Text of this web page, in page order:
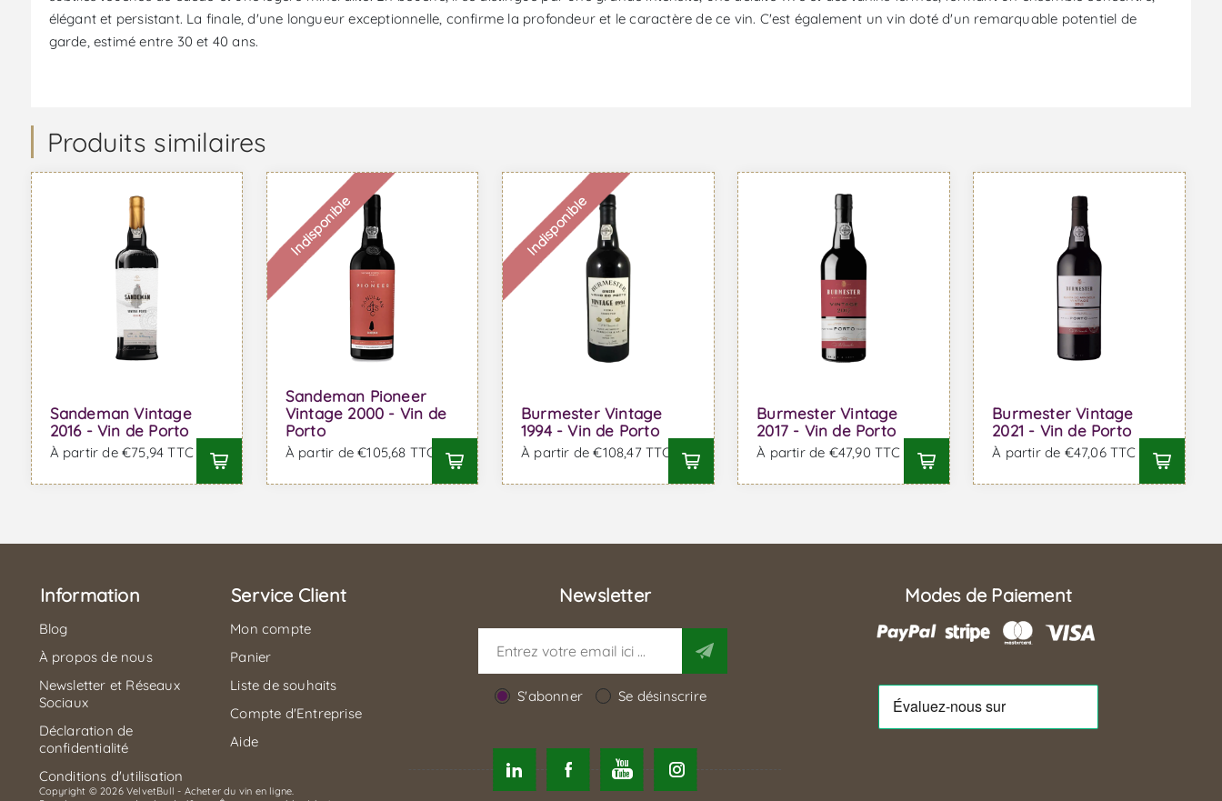
élégant et persistant. La finale, d'une longueur exceptionnelle, confirme la profondeur et le caractère de ce vin. C'est également un vin doté d'un remarquable potentiel de
garde, estimé entre 30 et 40 ans.
Produits similaires
Sandeman Vintage
2016 - Vin de Porto
À partir de €75,94 TTC
Indisponible
Sandeman Pioneer
Vintage 2000 - Vin de
Porto
À partir de €105,68 TTC
Indisponible
Burmester Vintage
1994 - Vin de Porto
À partir de €108,47 TTC
Burmester Vintage
2017 - Vin de Porto
À partir de €47,90 TTC
Burmester Vintage
2021 - Vin de Porto
À partir de €47,06 TTC
Information
Blog
À propos de nous
Newsletter et Réseaux
Sociaux
Déclaration de
confidentialité
Conditions d'utilisation
Service Client
Mon compte
Panier
Liste de souhaits
Compte d'Entreprise
Aide
Newsletter
S'abonner Se désinscrire
Modes de Paiement
Copyright © 2026 VelvetBull - Acheter du vin en ligne.